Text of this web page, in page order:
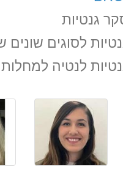
גנטיות
לסוגים שונים
לנטיה